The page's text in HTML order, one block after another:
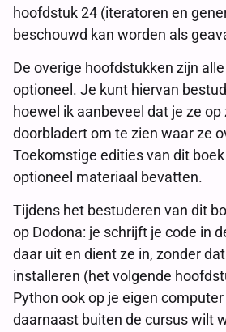
hoofdstuk 24 (iteratoren en
beschouwd kan worden als
De overige hoofdstukken zijn
optioneel. Je kunt hiervan
hoewel ik aanbeveel dat je ze
doorbladert om te zien waar ze
Toekomstige edities van dit
optioneel materiaal bevatten.
Tijdens het bestuderen van dit
op Dodona: je schrijft je code in
daar uit en dient ze in, zonder
installeren (het volgende
Python ook op je eigen
daarnaast buiten de cursus wilt